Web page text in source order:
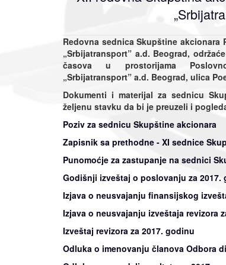
Redovna sednica Skupštine
„Srbijatransport” a.d. Beograd,
časova u prostorijama
„Srbijatransport” a.d. Beograd, ulica
Dokumenti i materijal za sednicu
željenu stavku da bi je preuzeli i
Poziv za sednicu Skupštine akcionara
Zapisnik sa prethodne - XI sednice
Punomoćje za zastupanje na sednici
Godišnji izveštaj o poslovanju za 2017.
Izjava o neusvajanju finansijskog
Izjava o neusvajanju izveštaja revizora
Izveštaj revizora za 2017. godinu
Odluka o imenovanju članova Odbora